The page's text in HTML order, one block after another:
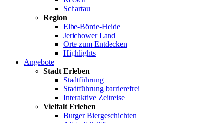
Schartau
Region
Elbe-Börde-Heide
Jerichower Land
Orte zum Entdecken
Highlights
Angebote
Stadt Erleben
Stadtführung
Stadtführung barrierefrei
Interaktive Zeitreise
Vielfalt Erleben
Burger Biergeschichten